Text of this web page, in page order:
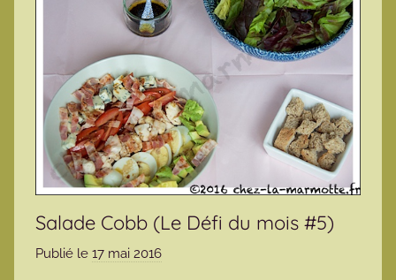
Salade Cobb (Le Défi du mois #5)
Publié le 17 mai 2016